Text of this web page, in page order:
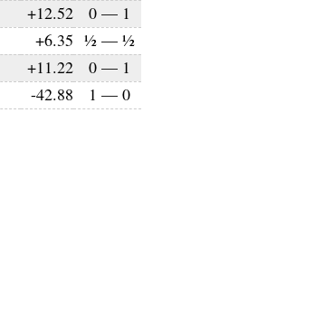
+12.52 0 — 1
+6.35 ½ — ½
+11.22 0 — 1
-42.88 1 — 0